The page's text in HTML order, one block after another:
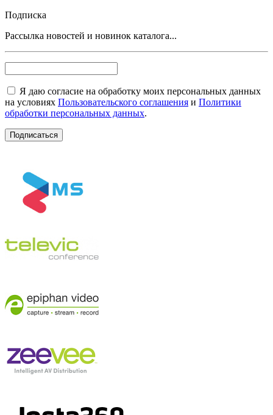
Подписка
Рассылка новостей и новинок каталога...
Я даю согласие на обработку моих персональных данных
на условиях Пользовательского соглашения и Политики
обработки персональных данных.